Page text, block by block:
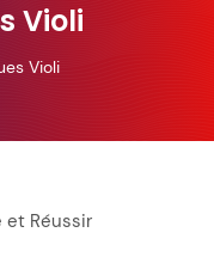
Violi
Violi
et Réussir